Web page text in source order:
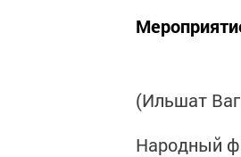
(Ильшат
Народный